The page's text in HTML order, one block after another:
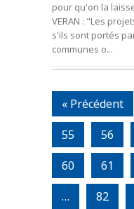
pour qu'on la
VERAN : "Les
s'ils sont portés
communes o...
« Précédent
55
56
60
61
…
82